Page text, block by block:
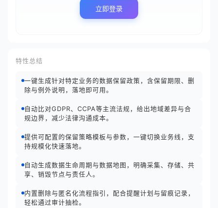
立即登录
特性总结
一键生成针对特定业务的数据保留政策，含保留期限、删
除与例外说明，落地即可用。
自动比对GDPR、CCPA等主流法规，给出地域差异与合
规边界，减少法律沟通成本。
提供可配置的保留策略模板与参数，一键切换业务线，支
持规模化快速落地。
自动生成数据生命周期与数据地图，明确采集、存储、共
享、销毁节点与责任人。
内置删除与匿名化流程指引，配合提醒计划与留痕记录，
轻松通过审计抽检。